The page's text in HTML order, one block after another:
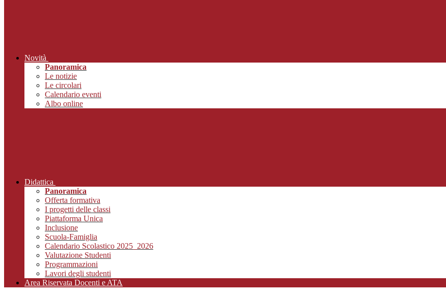
Novità
Panoramica
Le notizie
Le circolari
Calendario eventi
Albo online
Didattica
Panoramica
Offerta formativa
I progetti delle classi
Piattaforma Unica
Inclusione
Scuola-Famiglia
Calendario Scolastico 2025_2026
Valutazione Studenti
Programmazioni
Lavori degli studenti
Area Riservata Docenti e ATA